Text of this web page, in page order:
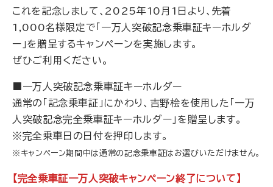
これを記念しまして､2025年10月1日より､先着
1,000名様限定で｢一万人突破記念乗車証キーホルダ
ー｣を贈呈するキャンペーンを実施します｡
ぜひご利用ください｡
■一万人突破記念乗車証キーホルダー
通常の「記念乗車証」にかわり、吉野桧を使用した「一万
人突破記念完全乗車証キーホルダー」を贈呈します。
※完全乗車日の日付を押印します。
※キャンペーン期間中は通常の記念乗車証はお選びいただけません。
【完全乗車証一万人突破キャンペーン終了について】